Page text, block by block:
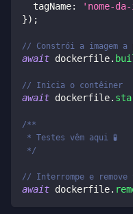
  tagName
: 'nome-da-
}) ;
// Constrói a imagem
await dockerfile.
// Inicia o contêiner
await dockerfile.
/**
* Testes vêm aqui 🧪
*/
// Interrompe e remove
await dockerfile.